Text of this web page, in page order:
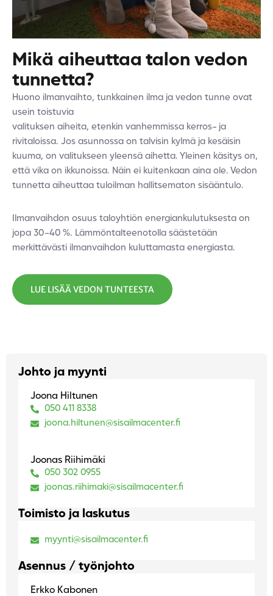
Mikä aiheuttaa talon vedon
tunnetta?
Huono ilmanvaihto, tunkkainen ilma ja vedon tunne ovat
usein toistuvia
valituksen aiheita, etenkin vanhemmissa kerros- ja
rivitaloissa. Jos asunnossa on talvisin kylmä ja kesäisin
kuuma, on valitukseen yleensä aihetta. Yleinen käsitys on,
että vika on ikkunoissa. Näin ei kuitenkaan aina ole. Vedon
tunnetta aiheuttaa tuloilman hallitsematon sisääntulo.
Ilmanvaihdon osuus taloyhtiön energiankulutuksesta on
jopa 30-40 %. Lämmöntalteenotolla säästetään
merkittävästi ilmanvaihdon kuluttamasta energiasta.
LUE LISÄÄ VEDON TUNTEESTA
Johto ja myynti
Joona Hiltunen
050 411 8338
joona.hiltunen@sisailmacenter.fi
Joonas Riihimäki
050 302 0955
joonas.riihimaki@sisailmacenter.fi
Toimisto ja laskutus
myynti@sisailmacenter.fi
Asennus / työnjohto
Erkko Kabonen